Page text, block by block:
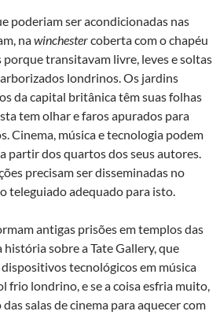
poderiam ser acondicionadas nas
nawinchestercoberta com o chapéu
transitavam livre, leves e soltas
londrinos. Os jardins
da capital britânica têm suas folhas
tem olhar e faros apurados para
Cinema, música e tecnologia podem
partir dos quartos dos seus autores.
precisam ser disseminadas no
teleguiado adequado para isto.
antigas prisões em templos das
sobre a Tate Gallery, que
tecnológicos em música
frio londrino, e se a coisa esfria muito,
salas de cinema para aquecer com